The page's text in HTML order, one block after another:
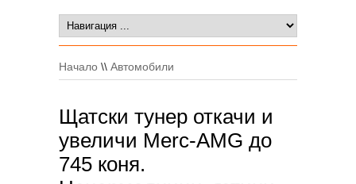
Начало \\ Автомобили
Щатски тунер откачи и
увеличи Merc-AMG до
745 коня.